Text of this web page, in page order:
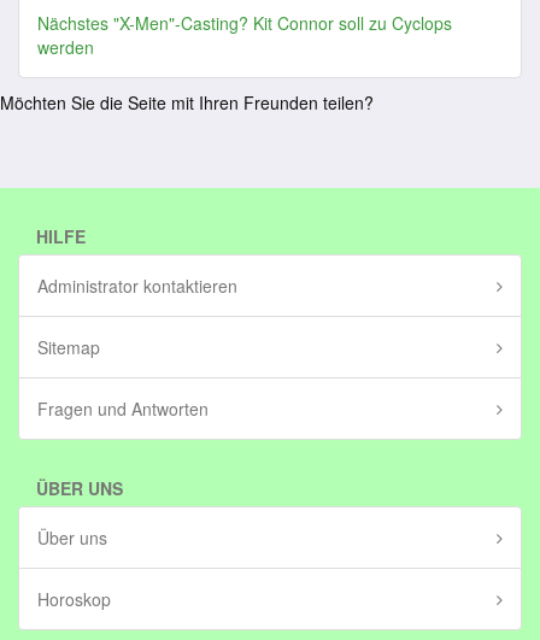
Nächstes "X-Men"-Casting? Kit Connor soll zu Cyclops
werden
Möchten Sie die Seite mit Ihren Freunden teilen?
HILFE
Administrator kontaktieren
Sitemap
Fragen und Antworten
ÜBER UNS
Über uns
Horoskop